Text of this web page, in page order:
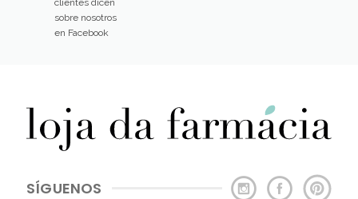
clientes dicen
sobre nosotros
en Facebook
SÍGUENOS